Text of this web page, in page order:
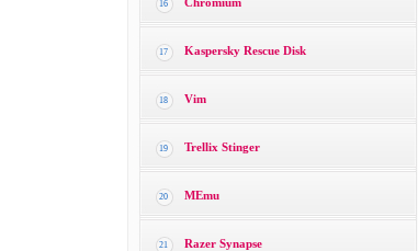
16
17 Kaspersky Rescue Disk
18 Vim
19 Trellix Stinger
20 MEmu
21 Razer Synapse